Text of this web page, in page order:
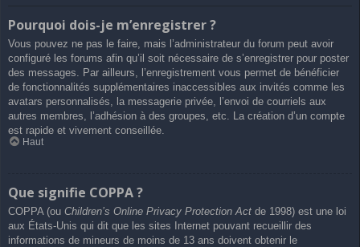
Pourquoi dois-je m’enregistrer ?
Vous pouvez ne pas le faire, mais l’administrateur du forum peut avoir
configuré les forums afin qu’il soit nécessaire de s’enregistrer pour poster
des messages. Par ailleurs, l’enregistrement vous permet de bénéficier
de fonctionnalités supplémentaires inaccessibles aux invités comme les
avatars personnalisés, la messagerie privée, l’envoi de courriels aux
autres membres, l’adhésion à des groupes, etc. La création d’un compte
est rapide et vivement conseillée.
Haut
Que signifie COPPA ?
COPPA (ou Children’s Online Privacy Protection Act de 1998) est une loi
aux États-Unis qui dit que les sites Internet pouvant recueillir des
informations de mineurs de moins de 13 ans doivent obtenir le